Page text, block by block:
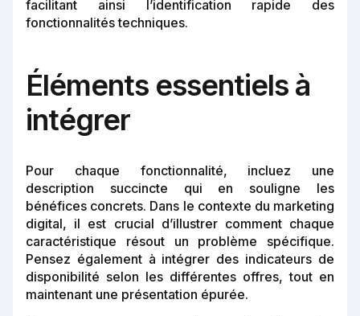
facilitant ainsi l’identification rapide des
fonctionnalités techniques.
Éléments essentiels à
intégrer
Pour chaque fonctionnalité, incluez une
description succincte qui en souligne les
bénéfices concrets. Dans le contexte du marketing
digital, il est crucial d’illustrer comment chaque
caractéristique résout un problème spécifique.
Pensez également à intégrer des indicateurs de
disponibilité selon les différentes offres, tout en
maintenant une présentation épurée.